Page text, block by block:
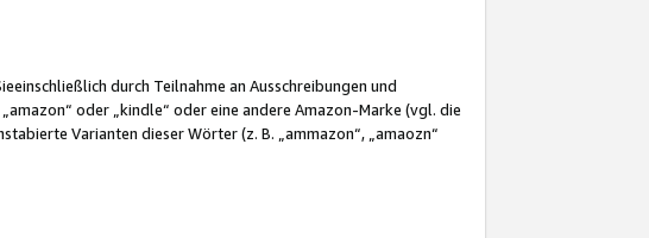
durch Teilnahme an Ausschreibungen und
oder „kindle“ oder eine andere Amazon-Marke (vgl. die
Varianten dieser Wörter (z. B. „ammazon“, „amaozn“